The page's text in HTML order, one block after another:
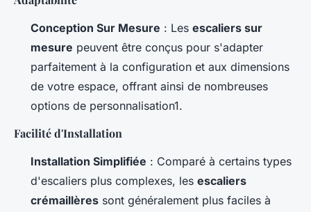
Conception Sur Mesure : Les escaliers sur
mesure peuvent être conçus pour s'adapter
parfaitement à la configuration et aux dimensions
de votre espace, offrant ainsi de nombreuses
options de personnalisation1.
Facilité d'Installation
Installation Simplifiée : Comparé à certains types
d'escaliers plus complexes, les escaliers
crémaillères sont généralement plus faciles à